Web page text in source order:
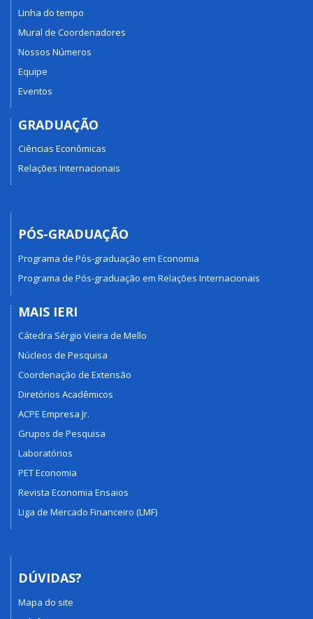
Linha do tempo
Mural de Coordenadores
Nossos Números
Equipe
Eventos
GRADUAÇÃO
Ciências Econômicas
Relações Internacionais
PÓS-GRADUAÇÃO
Programa de Pós-graduação em Economia
Programa de Pós-graduação em Relações Internacionais
MAIS IERI
Cátedra Sérgio Vieira de Mello
Núcleos de Pesquisa
Coordenação de Extensão
Diretórios Acadêmicos
ACPE Empresa Jr.
Grupos de Pesquisa
Laboratórios
PET Economia
Revista Economia Ensaios
Liga de Mercado Financeiro (LMF)
DÚVIDAS?
Mapa do site